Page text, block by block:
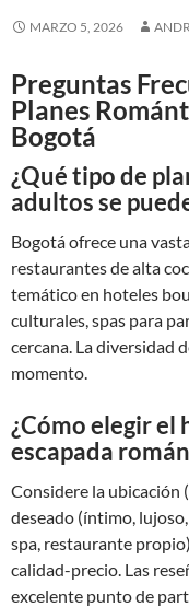
MARZO 5, 2026
Preguntas
Planes
Bogotá
¿Qué tipo de
adultos se
Bogotá ofrece una
restaurantes de alta
temático en hoteles
culturales, spas para
cercana. La diversidad
momento.
¿Cómo elegir el
escapada
Considere la ubicación
deseado (íntimo,
spa, restaurante
calidad-precio. Las
excelente punto de